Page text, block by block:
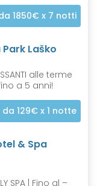
1850€ x 7 notti
Laško
alle terme
a 5 anni!
da 129€ x 1 notte
& Spa
SPA | Fino al –